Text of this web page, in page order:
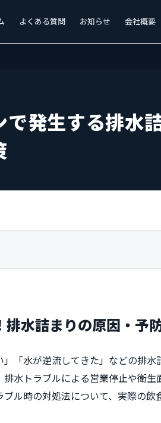
よくある質問 お知らせ 会社概要
発生する排水
水詰まりの原因・予
「水が逆流してきた」などの排
水トラブルによる営業停止や衛生
ル時の対処法について、実際の飲